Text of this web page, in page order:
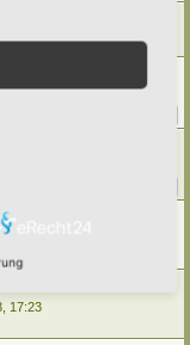
13:20
20:39
17:23